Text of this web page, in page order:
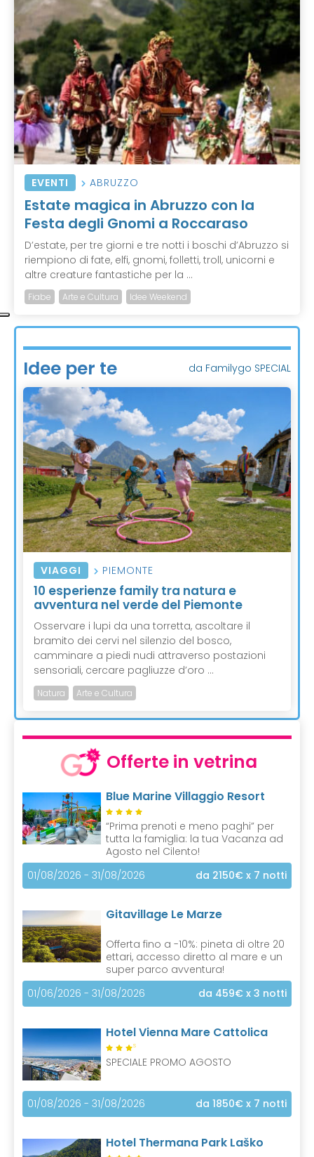
EVENTI ABRUZZO
Estate magica in Abruzzo con la
Festa degli Gnomi a Roccaraso
D’estate, per tre giorni e tre notti i boschi d’Abruzzo si
riempiono di fate, elfi, gnomi, folletti, troll, unicorni e
altre creature fantastiche per la ...
Fiabe Arte e Cultura Idee Weekend
Idee per te da Familygo SPECIAL
VIAGGI PIEMONTE
10 esperienze family tra natura e
avventura nel verde del Piemonte
Osservare i lupi da una torretta, ascoltare il
bramito dei cervi nel silenzio del bosco,
camminare a piedi nudi attraverso postazioni
sensoriali, cercare pagliuzze d’oro ...
Natura Arte e Cultura
Offerte in vetrina
Blue Marine Villaggio Resort
“Prima prenoti e meno paghi” per
tutta la famiglia: la tua Vacanza ad
Agosto nel Cilento!
01/08/2026 - 31/08/2026
da 2150€ x 7 notti
Gitavillage Le Marze
Offerta fino a -10%: pineta di oltre 20
ettari, accesso diretto al mare e un
super parco avventura!
01/06/2026 - 31/08/2026
da 459€ x 3 notti
Hotel Vienna Mare Cattolica
S
SPECIALE PROMO AGOSTO
01/08/2026 - 31/08/2026 da 1850€ x 7 notti
Hotel Thermana Park Laško